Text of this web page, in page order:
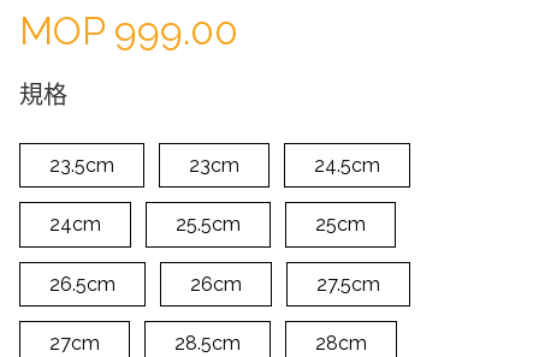
MOP 999.00
規格
23.5cm 23cm 24.5cm
24cm 25.5cm 25cm
26.5cm 26cm 27.5cm
27cm 28.5cm 28cm